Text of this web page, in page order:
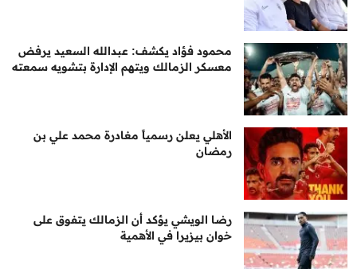
محمود فؤاد يكشف: عبدالله السعيد يرفض
معسكر الزمالك ويتهم الإدارة بتشويه سمعته
الأهلي يعلن رسمياً مغادرة محمد علي بن
رمضان
رضا الويشي يؤكد أن الزمالك يتفوق على
خوان بيزيرا في الأهمية